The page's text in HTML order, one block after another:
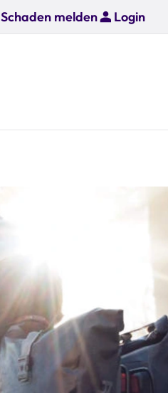
Schaden melden Login